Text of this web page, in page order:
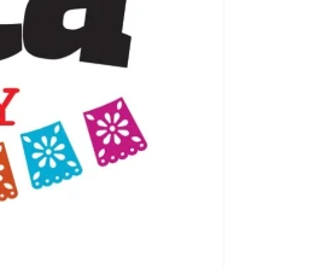
del Latin Grammy 2024
2024